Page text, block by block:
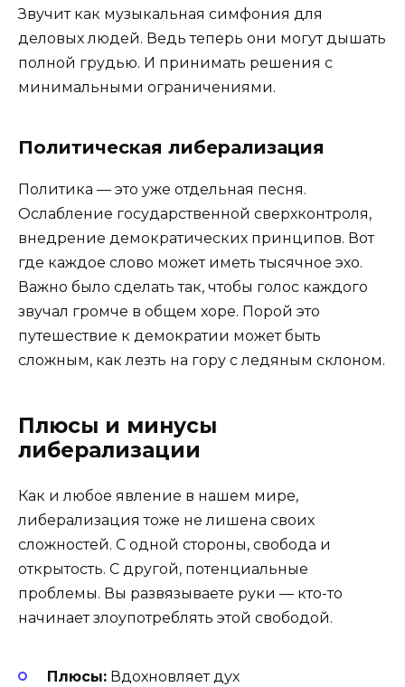
Звучит как музыкальная симфония для
деловых людей. Ведь теперь они могут дышать
полной грудью. И принимать решения с
минимальными ограничениями.
Политическая либерализация
Политика — это уже отдельная песня.
Ослабление государственной сверхконтроля,
внедрение демократических принципов. Вот
где каждое слово может иметь тысячное эхо.
Важно было сделать так, чтобы голос каждого
звучал громче в общем хоре. Порой это
путешествие к демократии может быть
сложным, как лезть на гору с ледяным склоном.
Плюсы и минусы
либерализации
Как и любое явление в нашем мире,
либерализация тоже не лишена своих
сложностей. С одной стороны, свобода и
открытость. С другой, потенциальные
проблемы. Вы развязываете руки — кто-то
начинает злоупотреблять этой свободой.
Плюсы: Вдохновляет дух